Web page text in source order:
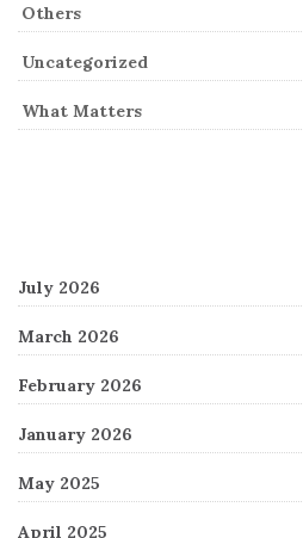
Others
Uncategorized
What Matters
July 2026
March 2026
February 2026
January 2026
May 2025
April 2025